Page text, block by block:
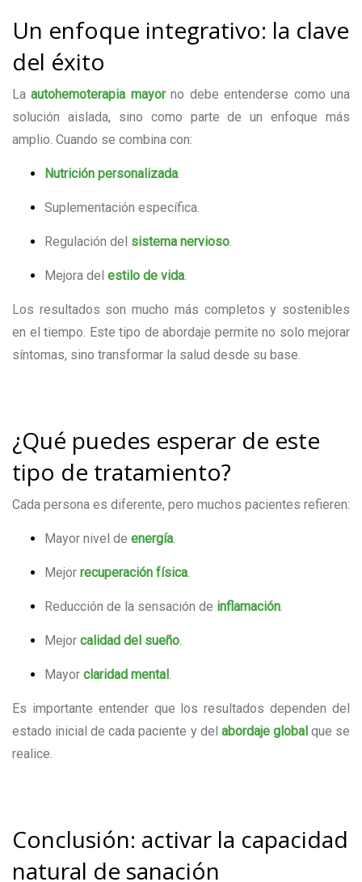
Un enfoque integrativo: la clave
del éxito
Laautohemoterapia mayorno debe entenderse como una
solución aislada, sino como parte de un enfoque más
amplio. Cuando se combina con:
Nutrición personalizada.
Suplementación específica.
Regulación del sistema nervioso.
Mejora del estilo de vida.
Los resultados son mucho más completos y sostenibles
en el tiempo. Este tipo de abordaje permite no solo mejorar
síntomas, sino transformar la salud desde su base.
¿Qué puedes esperar de este
tipo de tratamiento?
Cada persona es diferente, pero muchos pacientes refieren:
Mayor nivel de energía.
Mejor recuperación física.
Reducción de la sensación de inflamación.
Mejor calidad del sueño.
Mayor claridad mental .
Es importante entender que los resultados dependen del
estado inicial de cada paciente y del abordaje global que se
realice.
Conclusión: activar la capacidad
natural de sanación